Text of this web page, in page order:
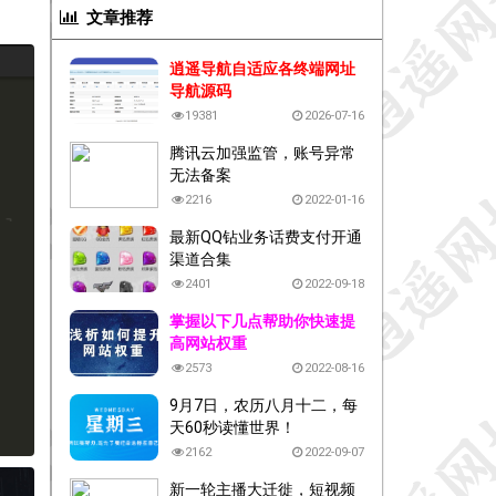
文章推荐
逍遥导航自适应各终端网址
导航源码
19381 2026-07-16
腾讯云加强监管，账号异常
无法备案
2216 2022-01-16
最新QQ钻业务话费支付开通
渠道合集
2401 2022-09-18
掌握以下几点帮助你快速提
高网站权重
2573 2022-08-16
9月7日，农历八月十二，每
天60秒读懂世界！
2162 2022-09-07
新一轮主播大迁徙，短视频